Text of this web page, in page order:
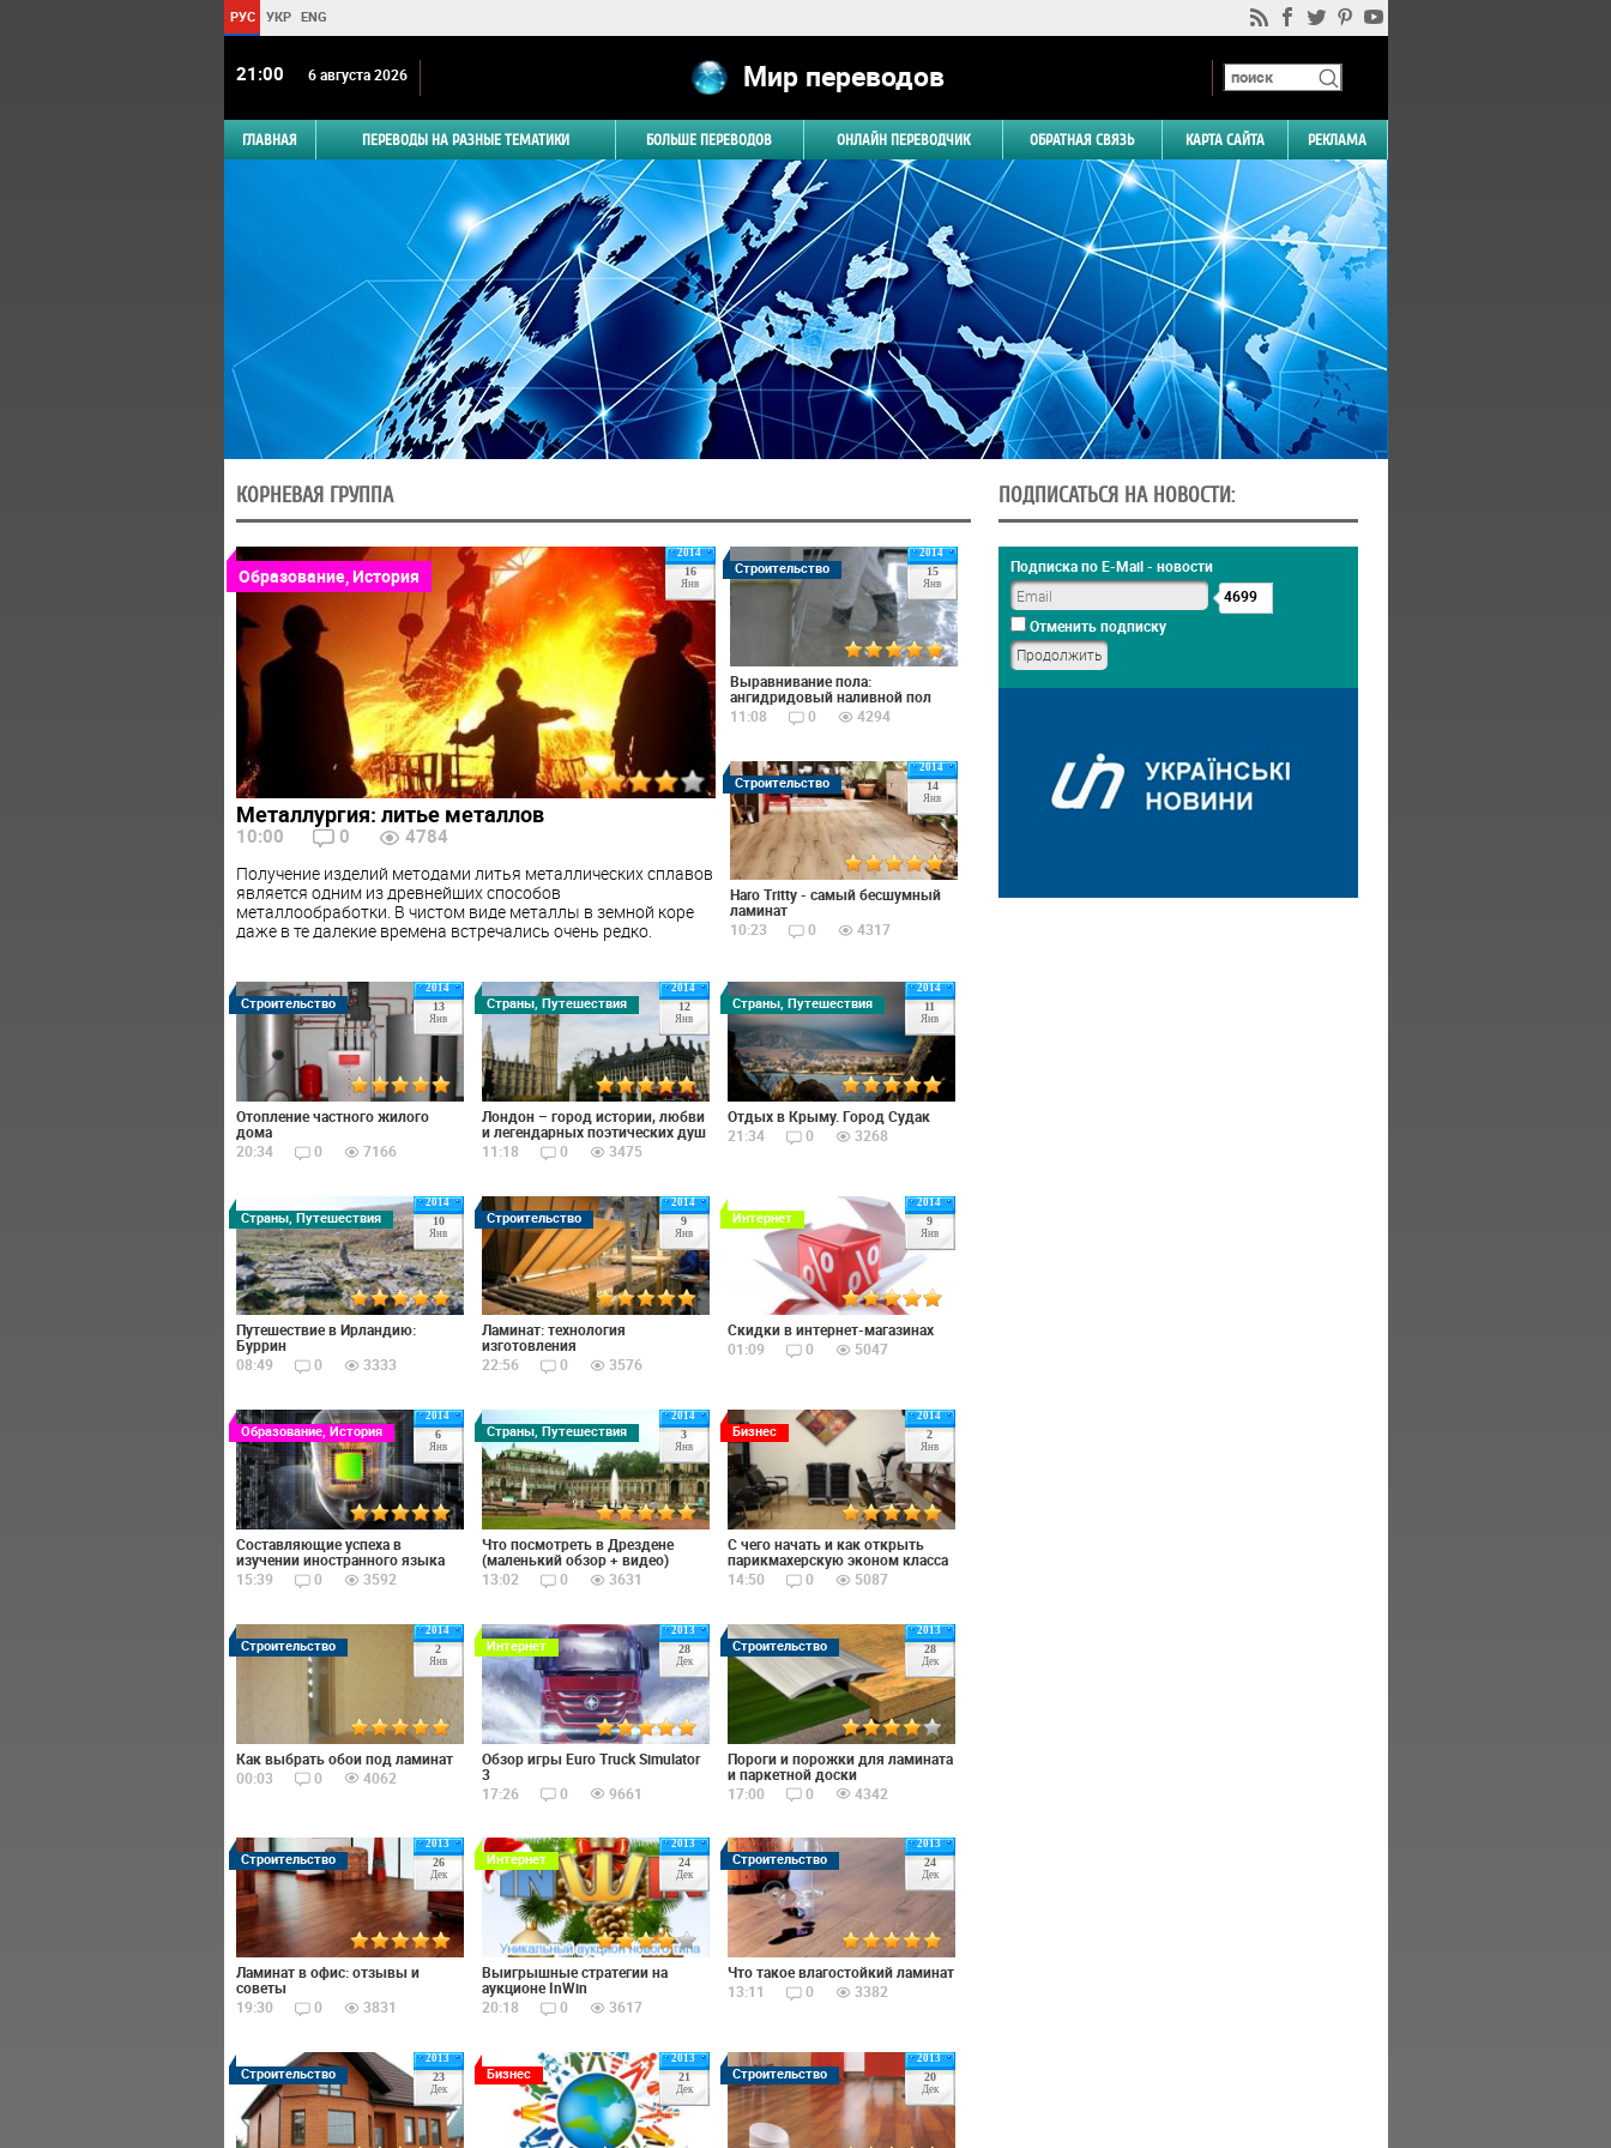
РУС УКР ENG
21 00 6 августа 2026 Мир переводов
ГЛАВНАЯ ПЕРЕВОДЫ НА РАЗНЫЕ ТЕМАТИКИ БОЛЬШЕ ПЕРЕВОДОВ ОНЛАЙН ПЕРЕВОДЧИК ОБРАТНАЯ СВЯЗЬ КАРТА САЙТА РЕКЛАМА
КОРНЕВАЯ ГРУППА
2014
16
Янв
Образование, История
Металлургия: литье металлов
10:00 0 4784
Получение изделий методами литья металлических сплавов
является одним из древнейших способов
металлообработки. В чистом виде металлы в земной коре
даже в те далекие времена встречались очень редко.
2014
15
Янв
Строительство
Выравнивание пола:
ангидридовый наливной пол
11:08
0 4294
2014
14
Янв
Строительство
Haro Tritty - самый бесшумный
ламинат
10:23
0 4317
2014
13
Янв
Строительство
Отопление частного жилого
дома
20:34
0 7166
2014
12
Янв
Страны, Путешествия
Лондон – город истории, любви
и легендарных поэтических душ
11:18
0 3475
2014
11
Янв
Страны, Путешествия
Отдых в Крыму. Город Судак
21:34
0 3268
2014
10
Янв
Страны, Путешествия
Путешествие в Ирландию:
Буррин
08:49
0 3333
2014
9
Янв
Строительство
Ламинат: технология
изготовления
22:56
0 3576
2014
9
Янв
Интернет
Скидки в интернет-магазинах
01:09
0 5047
2014
6
Янв
Образование, История
Составляющие успеха в
изучении иностранного языка
15:39
0 3592
2014
3
Янв
Страны, Путешествия
Что посмотреть в Дрездене
(маленький обзор + видео)
13:02
0 3631
2014
2
Янв
Бизнес
С чего начать и как открыть
парикмахерскую эконом класса
14:50
0 5087
2014
2
Янв
Строительство
Как выбрать обои под ламинат
00:03
0 4062
2013
28
Дек
Интернет
Обзор игры Euro Truck Simulator
3
17:26
0 9661
2013
28
Дек
Строительство
Пороги и порожки для ламината
и паркетной доски
17:00
0 4342
2013
26
Дек
Строительство
Ламинат в офис: отзывы и
советы
19:30
0 3831
2013
24
Дек
Интернет
Выигрышные стратегии на
аукционе InWin
20:18
0 3617
2013
24
Дек
Строительство
Что такое влагостойкий ламинат
13:11
0 3382
2013
23
Дек
Строительство
2013
21
Дек
Бизнес
2013
20
Дек
Строительство
ПОДПИСАТЬСЯ НА НОВОСТИ:
Подписка по E-Mail - новости
4699
Отменить подписку